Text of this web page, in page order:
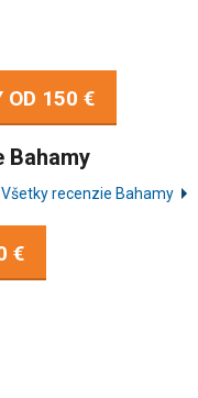
OD 150 €
Bahamy
Všetky recenzie Bahamy
€